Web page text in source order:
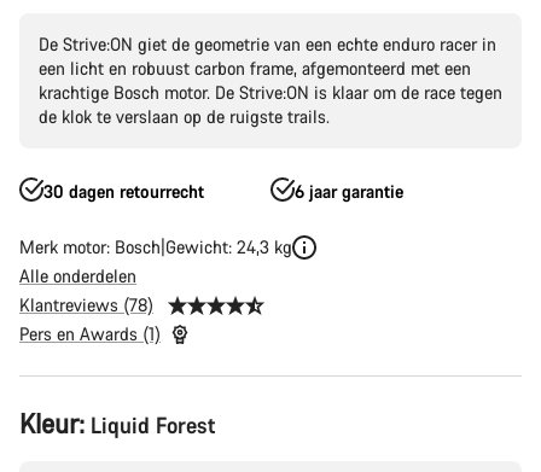
De Strive:ON giet de geometrie van een echte enduro racer in
een licht en robuust carbon frame, afgemonteerd met een
krachtige Bosch motor. De Strive:ON is klaar om de race tegen
de klok te verslaan op de ruigste trails.
30 dagen retourrecht 6 jaar garantie
Merk motor: Bosch Gewicht: 24,3 kg
Alle onderdelen
Klantreviews (78)
Pers en Awards (1)
Productconfiguratie
Kleur: Liquid Forest